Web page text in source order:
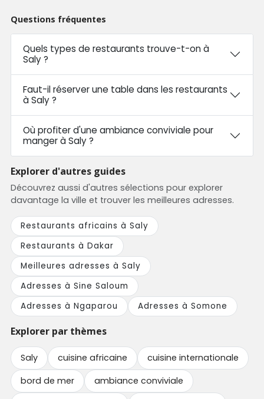
Questions fréquentes
Quels types de restaurants trouve-t-on à
Saly ?
Faut-il réserver une table dans les restaurants
à Saly ?
Où profiter d'une ambiance conviviale pour
manger à Saly ?
Explorer d'autres guides
Découvrez aussi d'autres sélections pour explorer
davantage la ville et trouver les meilleures adresses.
Restaurants africains à Saly
Restaurants à Dakar
Meilleures adresses à Saly
Adresses à Sine Saloum
Adresses à Ngaparou
Adresses à Somone
Explorer par thèmes
Saly cuisine africaine
cuisine internationale
bord de mer
ambiance conviviale